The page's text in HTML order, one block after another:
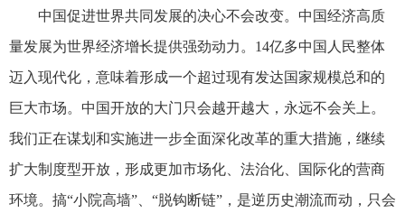
中国促进世界共同发展的决心不会改变。中国经济高质
量发展为世界经济增长提供强劲动力。14亿多中国人民整体
迈入现代化，意味着形成一个超过现有发达国家规模总和的
巨大市场。中国开放的大门只会越开越大，永远不会关上。
我们正在谋划和实施进一步全面深化改革的重大措施，继续
扩大制度型开放，形成更加市场化、法治化、国际化的营商
环境。搞“小院高墙”、“脱钩断链”，是逆历史潮流而动，只会